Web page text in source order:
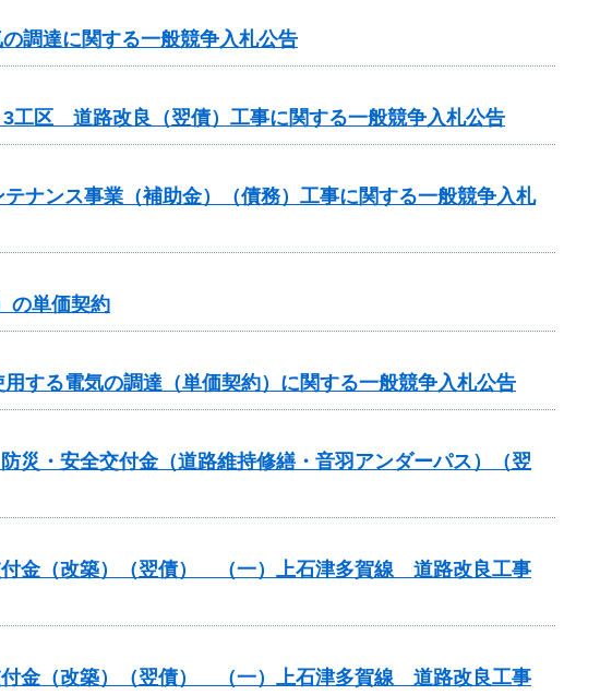
調達に関する一般競争入札公告
区 道路改良（翌債）工事に関する一般競争入札公告
ナンス事業（補助金）（債務）工事に関する一般競争入札
の単価契約
する電気の調達（単価契約）に関する一般競争入札公告
・安全交付金（道路維持修繕・音羽アンダーパス）（翌
金（改築）（翌債） （一）上石津多賀線 道路改良工事
金（改築）（翌債） （一）上石津多賀線 道路改良工事